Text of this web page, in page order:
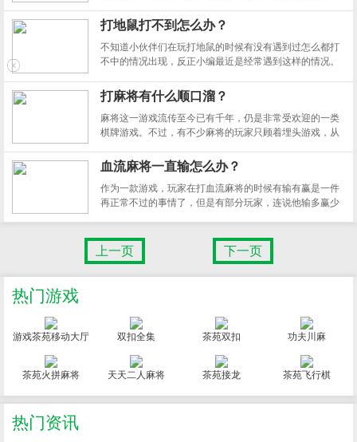
话题。不过，如果麻将打不好，那也是一件非常痛苦的事
情。那么，麻将机赢牌都有哪些方法呢？
打地鼠打不到怎么办？
不知道小伙伴们在玩打地鼠的时候有没有遇到过怎么都打
不中的情况出现，反正小编最近是经常遇到这样的情况。
如果想要长久的在这款游戏中得分，还真不容易。尤其是
在多次打地鼠不中的情况下，每次都被这些地鼠气得牙根
痒痒
打麻将有什么顺口溜？
麻将这一游戏流传至今已有千年，仍是非常受欢迎的一类
棋牌游戏。不过，有不少麻将的玩家只顾着埋头游戏，从
分玩家，小编将麻将的基本思路编成了几句顺口溜，下面
就来分享给大家！
血流麻将一直输怎么办？
作为一款游戏，玩家在打血流麻将的时候有输有赢是一件
再正常不过的事情了，但是有部分玩家，连说他输多赢少
呢？
上一页 下一页
热门游戏
游戏茶苑移动大厅 双扣全集 茶苑双扣 功夫川麻
茶苑火拼麻将 天天二人麻将 茶苑接龙 茶苑飞行棋
热门资讯